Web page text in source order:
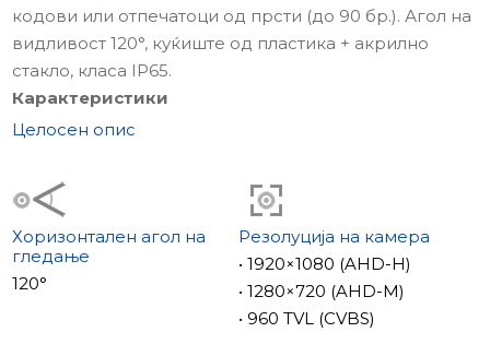
кодови или отпечатоци од прсти (до 90 бр.). Агол на
видливост 120°, куќиште од пластика + акрилно
стакло, класа IP65.
Карактеристики
• Читач на отпечатоци од прсти
• PIN код
• Камера Full HD
• Вградено управување со бравата
Целосен опис
Хоризонтален агол на
гледање
120°
Резолуција на камера
• 1920×1080 (AHD-H)
• 1280×720 (AHD-M)
• 960 TVL (CVBS)